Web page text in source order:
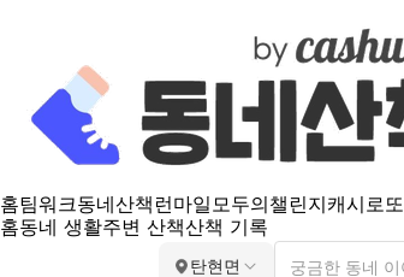
홈팀워크동네산책 런마일모두의챌린지캐시로또
홈동네 생활주변 산책산책 기록
탄현면